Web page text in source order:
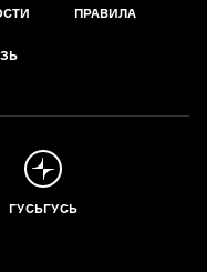
ПРАВИЛА
ГУСЬГУСЬ